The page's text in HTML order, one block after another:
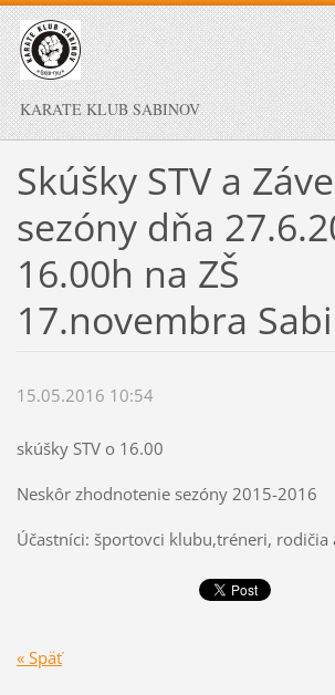
KARATE KLUB SABINOV
Skúšky STV a
sezóny dňa
16.00h na ZŠ
17.novembra
15.05.2016 10:54
skúšky STV o 16.00
Neskôr zhodnotenie sezóny 2015-2016
Účastníci: športovci klubu,tréneri, rodičia
« Späť